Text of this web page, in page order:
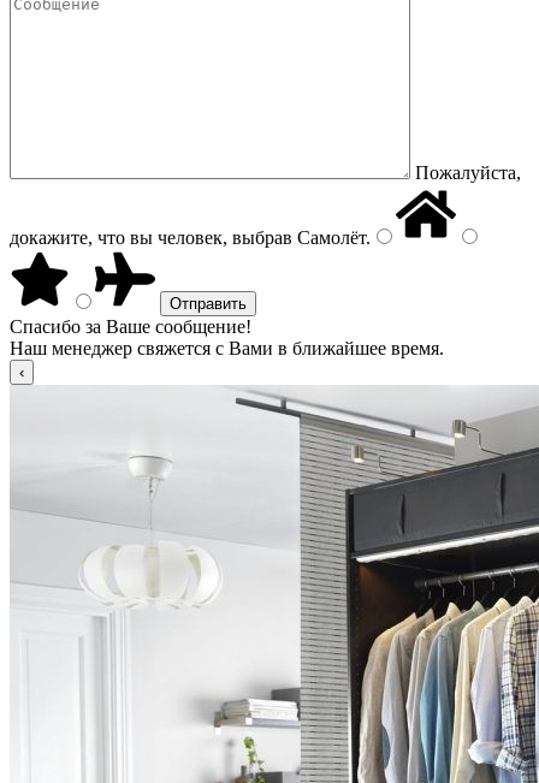
Пожалуйста,
докажите, что вы человек, выбрав Самолёт.
Спасибо за Ваше сообщение!
Наш менеджер свяжется с Вами в ближайшее время.